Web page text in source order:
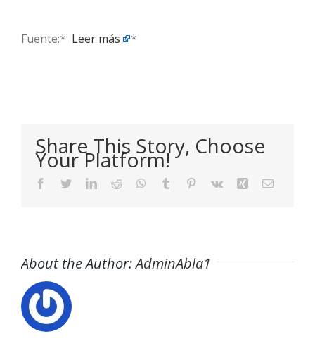
Fuente:* ​ Leer más *
Share This Story, Choose
Your Platform!
Facebook
TwitterLinkedIn
Reddit WhatsApp
Tumblr Pinterest
Vk Xing Email
About the Author:AdminAbla1